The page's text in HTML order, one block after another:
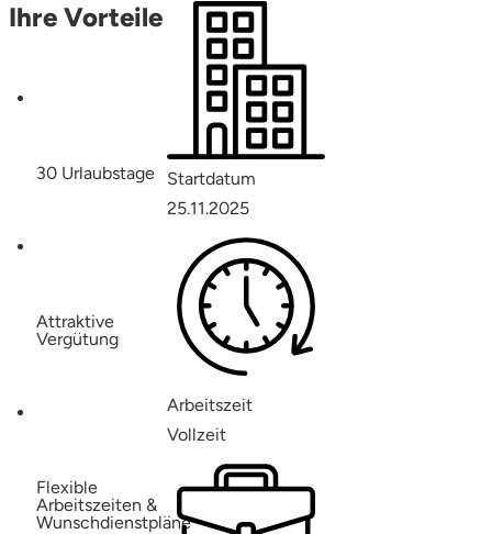
Ihre Vorteile
30 Urlaubstage
Attraktive
Vergütung
Flexible
Arbeitszeiten &
Wunschdienstpläne
Startdatum
25.11.2025
Arbeitszeit
Vollzeit